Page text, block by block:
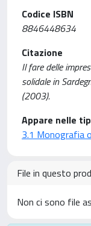
Codice ISBN
8846448634
Citazione
Il fare delle
solidale in
(2003).
Appare nelle
3.1
File in questo
Non ci sono file